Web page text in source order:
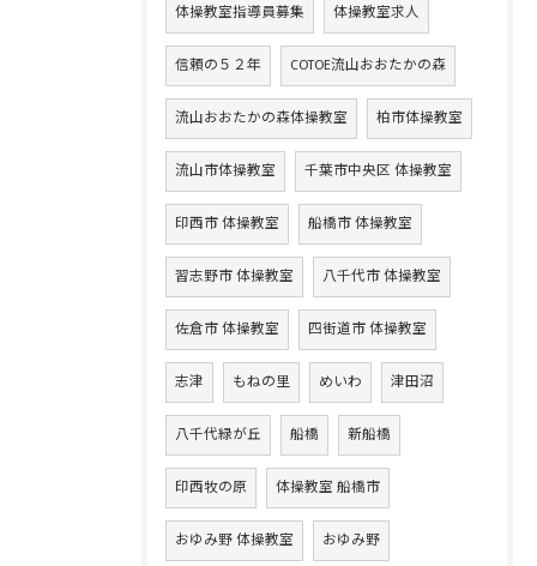
体操教室指導員募集 体操教室求人
信頼の５２年 COTOE流山おおたかの森
流山おおたかの森体操教室 柏市体操教室
流山市体操教室 千葉市中央区 体操教室
印西市 体操教室 船橋市 体操教室
習志野市 体操教室 八千代市 体操教室
佐倉市 体操教室 四街道市 体操教室
志津 もねの里 めいわ 津田沼
八千代緑が丘 船橋 新船橋
印西牧の原 体操教室 船橋市
おゆみ野 体操教室 おゆみ野